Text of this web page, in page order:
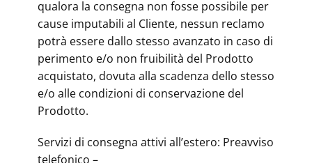
qualora la consegna non fosse possibile per
cause imputabili al Cliente, nessun reclamo
potrà essere dallo stesso avanzato in caso di
perimento e/o non fruibilità del Prodotto
acquistato, dovuta alla scadenza dello stesso
e/o alle condizioni di conservazione del
Prodotto.
Servizi di consegna attivi all’estero: Preavviso
telefonico –